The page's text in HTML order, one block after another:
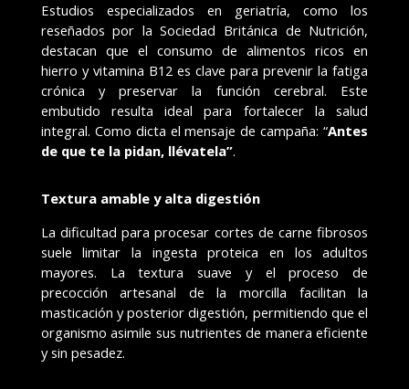
Estudios especializados en geriatría, como los
reseñados por la Sociedad Británica de Nutrición,
destacan que el consumo de alimentos ricos en
hierro y vitamina B12 es clave para prevenir la fatiga
crónica y preservar la función cerebral. Este
embutido resulta ideal para fortalecer la salud
integral. Como dicta el mensaje de campaña: “Antes
de que te la pidan, llévatela”.
Textura amable y alta digestión
La dificultad para procesar cortes de carne fibrosos
suele limitar la ingesta proteica en los adultos
mayores. La textura suave y el proceso de
precocción artesanal de la morcilla facilitan la
masticación y posterior digestión, permitiendo que el
organismo asimile sus nutrientes de manera eficiente
y sin pesadez.